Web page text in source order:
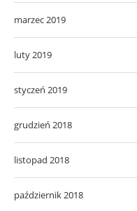
marzec 2019
luty 2019
styczeń 2019
grudzień 2018
listopad 2018
październik 2018